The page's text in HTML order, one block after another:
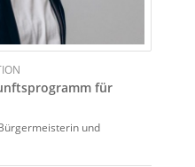
für
und